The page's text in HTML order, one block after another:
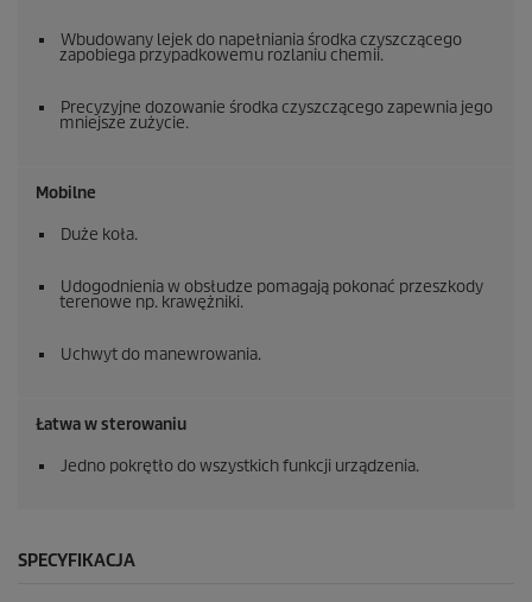
Wbudowany lejek do napełniania środka czyszczącego
zapobiega przypadkowemu rozlaniu chemii.
Precyzyjne dozowanie środka czyszczącego zapewnia jego
mniejsze zużycie.
Mobilne
Duże koła.
Udogodnienia w obsłudze pomagają pokonać przeszkody
terenowe np. krawężniki.
Uchwyt do manewrowania.
Łatwa w sterowaniu
Jedno pokrętło do wszystkich funkcji urządzenia.
SPECYFIKACJA